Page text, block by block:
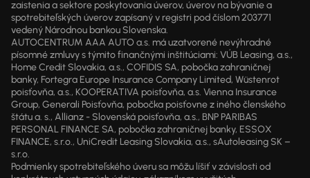
zaistenia a sektore poskytovania úverov, úverov na bývanie a
spotrebiteľských úverov zapísaný v registri pod číslom 203771
vedený Národnou bankou Slovenska.
AUTOCENTRUM AAA AUTO a.s. má uzatvorené nevýhradné
písomné zmluvy s týmito finančnými inštitúciami: VÚB Leasing, a.s.,
Home Credit Slovakia, a.s., COFIDIS SA, pobočka zahraničnej
banky, Fortegra Europe Insurance Company Limited, Wüstenrot
poisťovňa, a.s., KOOPERATIVA poisťovňa, a.s. Vienna Insurance
Group, Generali Poisťovňa, pobočka poisťovne z iného členského
štátu a. s., Allianz - Slovenská poisťovňa, a.s., BNP PARIBAS
PERSONAL FINANCE SA, pobočka zahraničnej banky, ESSOX
FINANCE, s.r.o., UniCredit Leasing Slovakia, a.s., sAutoleasing SK –
s.r.o.
Podmienky spotrebiteľského úveru sa môžu líšiť v závislosti od